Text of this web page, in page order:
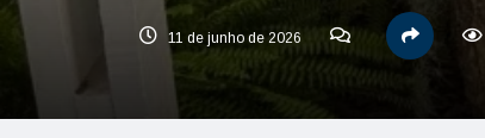
11 de junho de 2026